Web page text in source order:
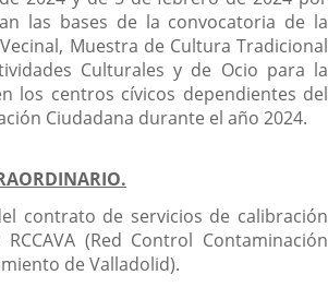
las bases de la convocatoria de la
Muestra de Cultura Tradicional
Culturales y de Ocio para la
los centros cívicos dependientes del
Ciudadana durante el año 2024.
contrato de servicios de calibración
(Red Control Contaminación
de Valladolid).